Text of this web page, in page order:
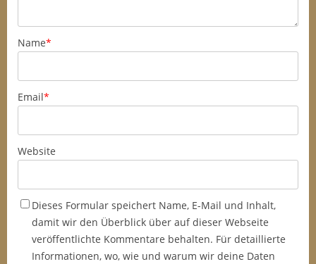
Name*
Email*
Website
Dieses Formular speichert Name, E-Mail und Inhalt,
damit wir den Überblick über auf dieser Webseite
veröffentlichte Kommentare behalten. Für detaillierte
Informationen, wo, wie und warum wir deine Daten